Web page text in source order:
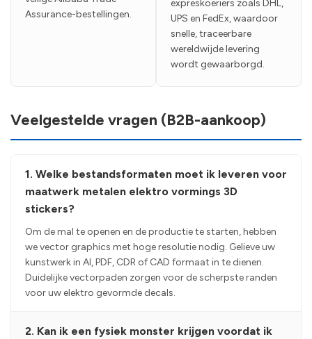
Assurance-bestellingen.
expreskoeriers zoals DHL,
UPS en FedEx, waardoor
snelle, traceerbare
wereldwijde levering
wordt gewaarborgd.
Veelgestelde vragen (B2B-aankoop)
1. Welke bestandsformaten moet ik leveren voor
maatwerk metalen elektro vormings 3D
stickers?
Om de mal te openen en de productie te starten, hebben
we vector graphics met hoge resolutie nodig. Gelieve uw
kunstwerk in AI, PDF, CDR of CAD formaat in te dienen.
Duidelijke vectorpaden zorgen voor de scherpste randen
voor uw elektro gevormde decals.
2. Kan ik een fysiek monster krijgen voordat ik